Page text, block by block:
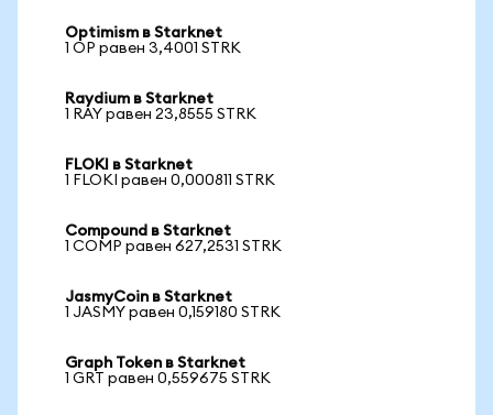
Optimism в Starknet
1 OP равен 3,4001 STRK
Raydium в Starknet
1 RAY равен 23,8555 STRK
FLOKI в Starknet
1 FLOKI равен 0,000811 STRK
Compound в Starknet
1 COMP равен 627,2531 STRK
JasmyCoin в Starknet
1 JASMY равен 0,159180 STRK
Graph Token в Starknet
1 GRT равен 0,559675 STRK